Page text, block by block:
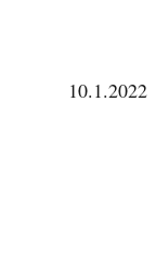
10.1.2022